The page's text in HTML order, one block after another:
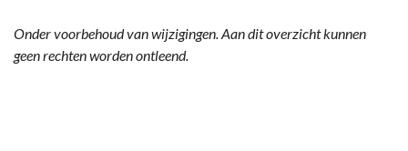
Onder voorbehoud van wijzigingen. Aan dit overzicht kunnen
geen rechten worden ontleend.